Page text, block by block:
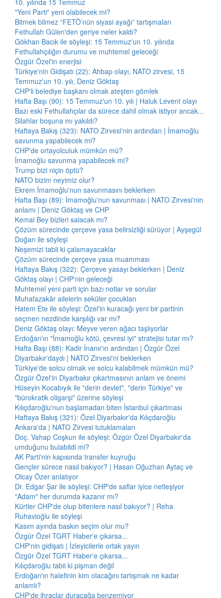
10. yılında 15 Temmuz
"Yeni Parti" yeni olabilecek mi?
Bitmek bilmez “FETÖ’nün siyasi ayağı” tartışmaları
Fethullah Gülen'den geriye neler kaldı?
Gökhan Bacık ile söyleşi: 15 Temmuz'un 10. yılında
Fethullahçılığın durumu ve muhtemel geleceği
Özgür Özel'in enerjisi
Türkiye'nin Gidişatı (22): Ahbap olayı, NATO zirvesi, 15
Temmuz'un 10. yılı, Deniz Göktaş
CHP'li belediye başkanı olmak ateşten gömlek
Hafta Başı (90): 15 Temmuz'un 10. yılı | Haluk Levent olayı
Bazı eski Fethullahçılar da sürece dahil olmak istiyor ancak...
Silahlar boşuna mı yakıldı?
Haftaya Bakış (323): NATO Zirvesi'nin ardından | İmamoğlu
savunma yapabilecek mi?
CHP'de ortayolculuk mümkün mü?
İmamoğlu savunma yapabilecek mi?
Trump bizi niçin öptü?
NATO bizim neyimiz olur?
Ekrem İmamoğlu'nun savunmasını beklerken
Hafta Başı (89): İmamoğlu'nun savunması | NATO Zirvesi'nin
anlamı | Deniz Göktaş ve CHP
Kemal Bey bizleri salacak mı?
Çözüm sürecinde çerçeve yasa belirsizliği sürüyor | Ayşegül
Doğan ile söyleşi
Neşemizi tabii ki çalamayacaklar
Çözüm sürecinde çerçeve yasa muamması
Haftaya Bakış (322): Çerçeve yasayı beklerken | Deniz
Göktaş olayı | CHP'nin geleceği
Muhtemel yeni parti için bazı notlar ve sorular
Muhafazakâr ailelerin seküler çocukları
Hatem Ete ile söyleşi: Özel'in kuracağı yeni bir partinin
seçmen nezdinde karşılığı var mı?
Deniz Göktaş olayı: Meyve veren ağacı taşlıyorlar
Erdoğan'ın "İmamoğlu kötü, çevresi iyi" stratejisi tutar mı?
Hafta Başı (88): Kadir İnanır'ın ardından | Özgür Özel
Diyarbakır'daydı | NATO Zirvesi'ni beklerken
Türkiye'de solcu olmak ve solcu kalabilmek mümkün mü?
Özgür Özel'in Diyarbakır çıkartmasının anlam ve önemi
Hüseyin Kocabıyık ile "derin devlet", "derin Türkiye" ve
"bürokratik oligarşi" üzerine söyleşi
Kılıçdaroğlu'nun başlamadan biten İstanbul çıkartması
Haftaya Bakış (321): Özel Diyarbakır'da Kılıçdaroğlu
Ankara'da | NATO Zirvesi tutuklamaları
Doç. Vahap Coşkun ile söyleşi: Özgür Özel Diyarbakır'da
umduğunu bulabildi mi?
AK Parti'nin kapısında transfer kuyruğu
Gençler sürece nasıl bakıyor? | Hasan Oğuzhan Aytaç ve
Olcay Özer anlatıyor
Dr. Edgar Şar ile söyleşi: CHP'de saflar iyice netleşiyor
"Adam" her durumda kazanır mı?
Kürtler CHP'de olup bitenlere nasıl bakıyor? | Reha
Ruhavioğlu ile söyleşi
Kasım ayında baskın seçim olur mu?
Özgür Özel TGRT Haber'e çıkarsa...
CHP'nin gidişatı | İzleyicilerle ortak yayın
Özgür Özel TGRT Haber'e çıkarsa...
Kılıçdaroğlu tabii ki pişman değil
Erdoğan'ın halefinin kim olacağını tartışmak ne kadar
anlamlı?
CHP'de ihraçlar duracağa benzemiyor